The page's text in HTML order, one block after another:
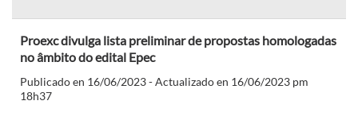
Proexc divulga lista preliminar de propostas homologadas
no âmbito do edital Epec
Publicado en 16/06/2023 - Actualizado en 16/06/2023 pm
18h37